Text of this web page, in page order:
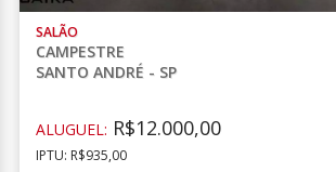
SALÃO
CAMPESTRE
SANTO ANDRÉ - SP
ALUGUEL: R$12.000,00
IPTU: R$935,00